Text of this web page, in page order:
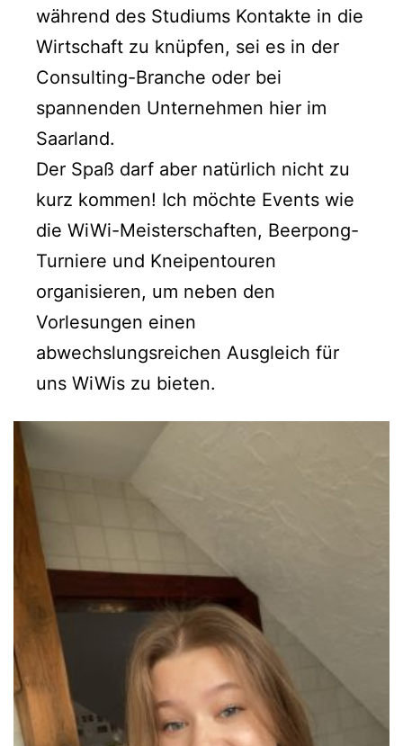
während des Studiums Kontakte in die
Wirtschaft zu knüpfen, sei es in der
Consulting-Branche oder bei
spannenden Unternehmen hier im
Saarland.
Der Spaß darf aber natürlich nicht zu
kurz kommen! Ich möchte Events wie
die WiWi-Meisterschaften, Beerpong-
Turniere und Kneipentouren
organisieren, um neben den
Vorlesungen einen
abwechslungsreichen Ausgleich für
uns WiWis zu bieten.